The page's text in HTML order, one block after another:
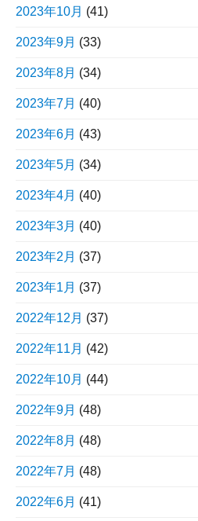
2023年10月 (41)
2023年9月 (33)
2023年8月 (34)
2023年7月 (40)
2023年6月 (43)
2023年5月 (34)
2023年4月 (40)
2023年3月 (40)
2023年2月 (37)
2023年1月 (37)
2022年12月 (37)
2022年11月 (42)
2022年10月 (44)
2022年9月 (48)
2022年8月 (48)
2022年7月 (48)
2022年6月 (41)